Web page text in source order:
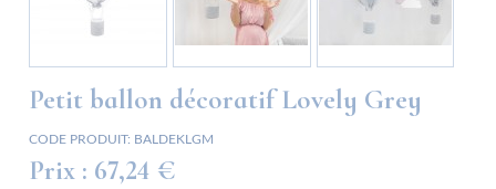
Petit ballon décoratif Lovely Grey
CODE PRODUIT: BALDEKLGM
Prix : 67,24 €